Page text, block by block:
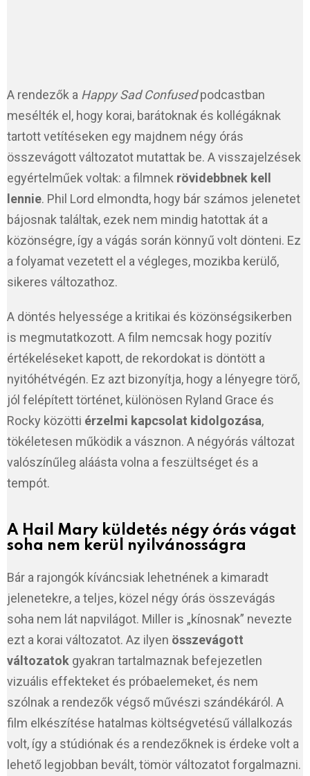
A rendezők a Happy Sad Confusedpodcastban
mesélték el, hogy korai, barátoknak és kollégáknak
tartott vetítéseken egy majdnem négy órás
összevágott változatot mutattak be. A visszajelzések
egyértelműek voltak: a filmnek rövidebbnek kell
lennie. Phil Lord elmondta, hogy bár számos jelenetet
bájosnak találtak, ezek nem mindig hatottak át a
közönségre, így a vágás során könnyű volt dönteni. Ez
a folyamat vezetett el a végleges, mozikba kerülő,
sikeres változathoz.
A döntés helyessége a kritikai és közönségsikerben
is megmutatkozott. A film nemcsak hogy pozitív
értékeléseket kapott, de rekordokat is döntött a
nyitóhétvégén. Ez azt bizonyítja, hogy a lényegre törő,
jól felépített történet, különösen Ryland Grace és
Rocky közötti érzelmi kapcsolat kidolgozása,
tökéletesen működik a vásznon. A négyórás változat
valószínűleg aláásta volna a feszültséget és a
tempót.
A Hail Mary küldetés négy órás vágat
soha nem kerül nyilvánosságra
Bár a rajongók kíváncsiak lehetnének a kimaradt
jelenetekre, a teljes, közel négy órás összevágás
soha nem lát napvilágot. Miller is „kínosnak” nevezte
ezt a korai változatot. Az ilyen összevágott
változatok gyakran tartalmaznak befejezetlen
vizuális effekteket és próbaelemeket, és nem
szólnak a rendezők végső művészi szándékáról. A
film elkészítése hatalmas költségvetésű vállalkozás
volt, így a stúdiónak és a rendezőknek is érdeke volt a
lehető legjobban bevált, tömör változatot forgalmazni.